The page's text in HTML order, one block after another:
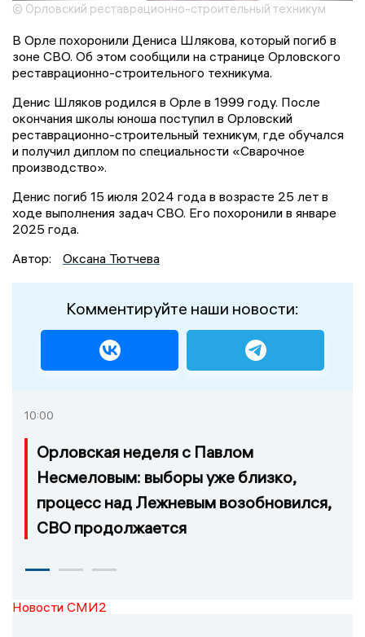
© Орловский реставрационно-строительный техникум
В Орле похоронили Дениса Шлякова, который погиб в
зоне СВО. Об этом сообщили на странице Орловского
реставрационно-строительного техникума.
Денис Шляков родился в Орле в 1999 году. После
окончания школы юноша поступил в Орловский
реставрационно-строительный техникум, где обучался
и получил диплом по специальности «Сварочное
производство».
Денис погиб 15 июля 2024 года в возрасте 25 лет в
ходе выполнения задач СВО. Его похоронили в январе
2025 года.
Автор:
Оксана Тютчева
Комментируйте наши новости:
10:00
Орловская неделя с Павлом
Несмеловым: выборы уже близко,
процесс над Лежневым возобновился,
СВО продолжается
Новости СМИ2